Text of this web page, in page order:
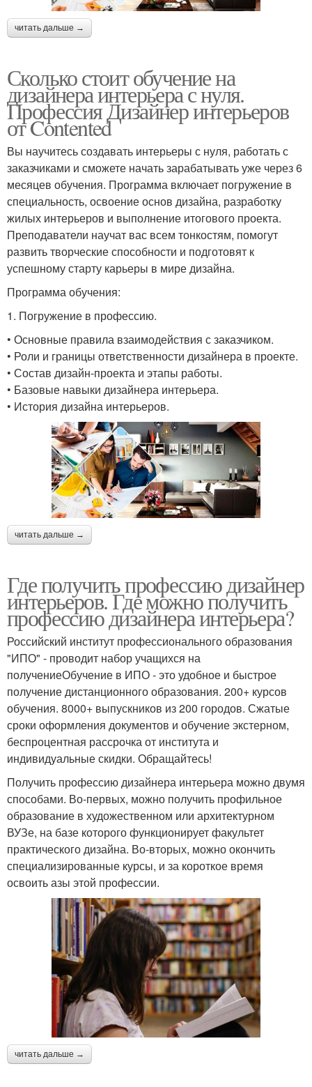
читать дальше →
Сколько стоит обучение на
дизайнера интерьера с нуля.
Профессия Дизайнер интерьеров
от Contented
Вы научитесь создавать интерьеры с нуля, работать с
заказчиками и сможете начать зарабатывать уже через 6
месяцев обучения. Программа включает погружение в
специальность, освоение основ дизайна, разработку
жилых интерьеров и выполнение итогового проекта.
Преподаватели научат вас всем тонкостям, помогут
развить творческие способности и подготовят к
успешному старту карьеры в мире дизайна.
Программа обучения:
1. Погружение в профессию.
• Основные правила взаимодействия с заказчиком.
• Роли и границы ответственности дизайнера в проекте.
• Состав дизайн-проекта и этапы работы.
• Базовые навыки дизайнера интерьера.
• История дизайна интерьеров.
читать дальше →
Где получить профессию дизайнер
интерьеров. Где можно получить
профессию дизайнера интерьера?
Российский институт профессионального образования
"ИПО" - проводит набор учащихся на
получениеОбучение в ИПО - это удобное и быстрое
получение дистанционного образования. 200+ курсов
обучения. 8000+ выпускников из 200 городов. Сжатые
сроки оформления документов и обучение экстерном,
беспроцентная рассрочка от института и
индивидуальные скидки. Обращайтесь!
Получить профессию дизайнера интерьера можно двумя
способами. Во-первых, можно получить профильное
образование в художественном или архитектурном
ВУЗе, на базе которого функционирует факультет
практического дизайна. Во-вторых, можно окончить
специализированные курсы, и за короткое время
освоить азы этой профессии.
читать дальше →